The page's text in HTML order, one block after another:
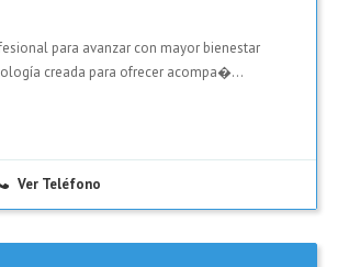
para avanzar con mayor bienestar
creada para ofrecer acompa�...
Ver Teléfono